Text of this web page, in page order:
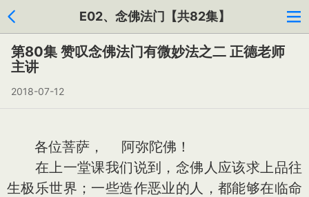
E02、念佛法门【共82集】
第80集 赞叹念佛法门有微妙法之二 正德老师
主讲
2018-07-12
各位菩萨， 阿弥陀佛！
在上一堂课我们说到，念佛人应该求上品往
生极乐世界；一些造作恶业的人，都能够在临命